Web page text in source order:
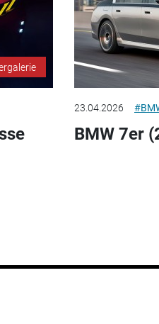
23.04.2026
BMW 7er